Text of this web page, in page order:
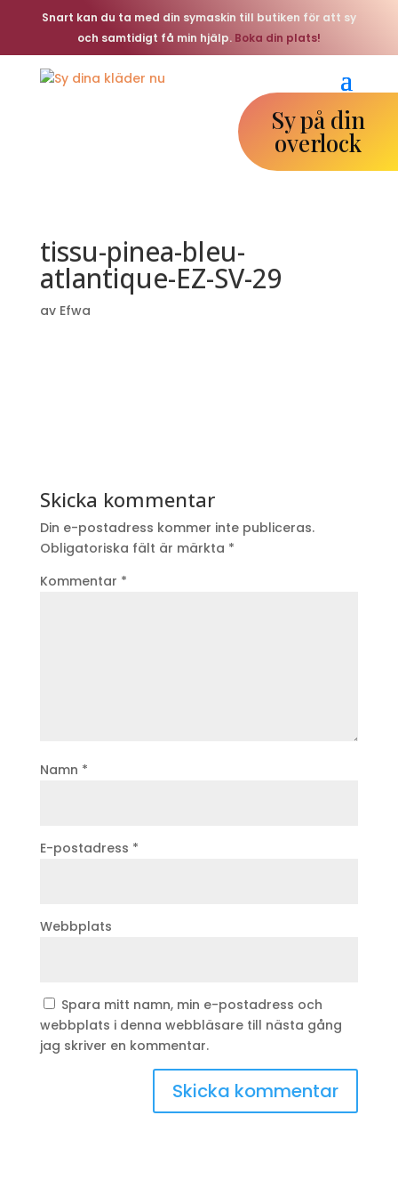
Snart kan du ta med din symaskin till butiken för att sy
och samtidigt få min hjälp. Boka din plats!
Sy på din
overlock
tissu-pinea-bleu-
atlantique-EZ-SV-29
av Efwa
Skicka kommentar
Din e-postadress kommer inte publiceras.
Obligatoriska fält är märkta *
Kommentar *
Namn *
E-postadress *
Webbplats
Spara mitt namn, min e-postadress och
webbplats i denna webbläsare till nästa gång
jag skriver en kommentar.